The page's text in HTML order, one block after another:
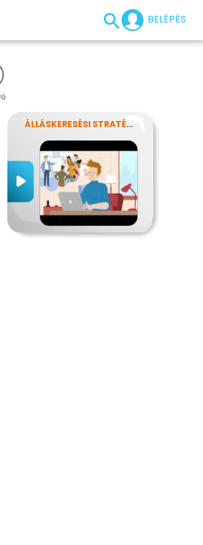
BELÉPÉS
ÁLLÁSKERESÉSI STRATÉGIA ÉS ÁLLÁSINTERJÚ